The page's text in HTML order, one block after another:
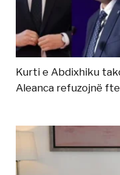
Kurti e Abdixhiku
Aleanca refuzojnë